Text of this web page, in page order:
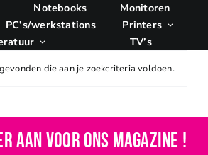
Notebooks
Monitoren
PC’s/werkstations
Printers
TV’s
die aan je zoekcriteria voldoen.
aan voor ons magazine !